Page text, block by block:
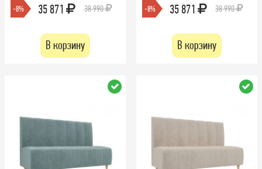
-8% 35 871 38 990
В корзину
-8% 35 871 38 990
В корзину